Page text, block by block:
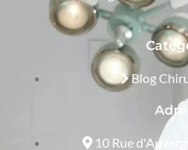
Blog
10 Rue